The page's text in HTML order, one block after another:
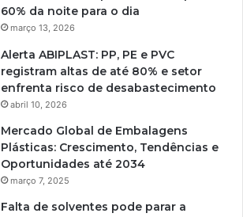
60% da noite para o dia
março 13, 2026
Alerta ABIPLAST: PP, PE e PVC
registram altas de até 80% e setor
enfrenta risco de desabastecimento
abril 10, 2026
Mercado Global de Embalagens
Plásticas: Crescimento, Tendências e
Oportunidades até 2034
março 7, 2025
Falta de solventes pode parar a